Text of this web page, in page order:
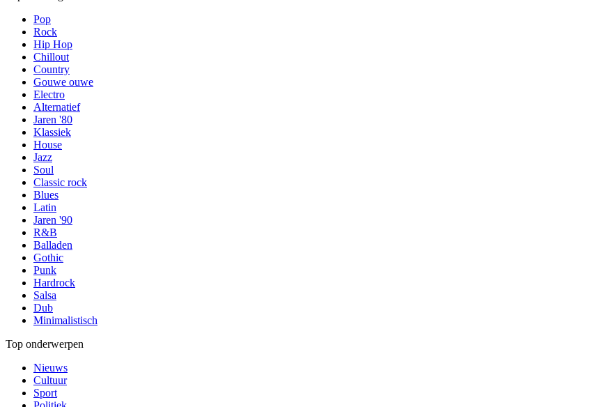
Pop
Rock
Hip Hop
Chillout
Country
Gouwe ouwe
Electro
Alternatief
Jaren '80
Klassiek
House
Jazz
Soul
Classic rock
Blues
Latin
Jaren '90
R&B
Balladen
Gothic
Punk
Hardrock
Salsa
Dub
Minimalistisch
Top onderwerpen
Nieuws
Cultuur
Sport